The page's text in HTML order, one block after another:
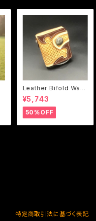
Leather Bifold Wall
et (Medvedev desi
gn)
¥5,743
50%OFF
特定商取引法に基づく表記